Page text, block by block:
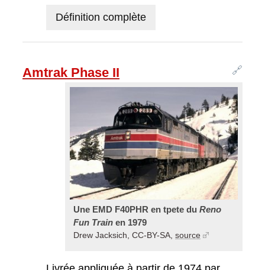
Définition complète
🔗
Amtrak Phase II
Une EMD F40PHR en tpete du Reno
Fun Train en 1979
Drew Jacksich, CC-BY-SA, source